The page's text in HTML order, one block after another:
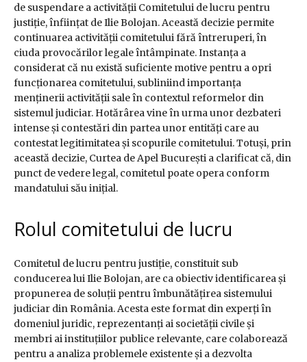
de suspendare a activității Comitetului de lucru pentru
justiție, înființat de Ilie Bolojan. Această decizie permite
continuarea activității comitetului fără întreruperi, în
ciuda provocărilor legale întâmpinate. Instanța a
considerat că nu există suficiente motive pentru a opri
funcționarea comitetului, subliniind importanța
menținerii activității sale în contextul reformelor din
sistemul judiciar. Hotărârea vine în urma unor dezbateri
intense și contestări din partea unor entități care au
contestat legitimitatea și scopurile comitetului. Totuși, prin
această decizie, Curtea de Apel București a clarificat că, din
punct de vedere legal, comitetul poate opera conform
mandatului său inițial.
Rolul comitetului de lucru
Comitetul de lucru pentru justiție, constituit sub
conducerea lui Ilie Bolojan, are ca obiectiv identificarea și
propunerea de soluții pentru îmbunătățirea sistemului
judiciar din România. Acesta este format din experți în
domeniul juridic, reprezentanți ai societății civile și
membri ai instituțiilor publice relevante, care colaborează
pentru a analiza problemele existente și a dezvolta